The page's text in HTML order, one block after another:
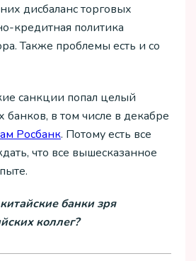
дисбаланс торговых
кредитная политика
Также проблемы есть и со
санкции попал целый
банков, в том числе в декабре
Росбанк. Потому есть все
что все вышесказанное
банки зря
коллег?